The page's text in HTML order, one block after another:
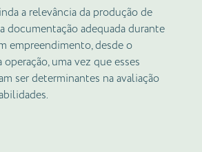
a relevância da produção de
documentação adequada durante
empreendimento, desde o
uma vez que esses
ser determinantes na avaliação